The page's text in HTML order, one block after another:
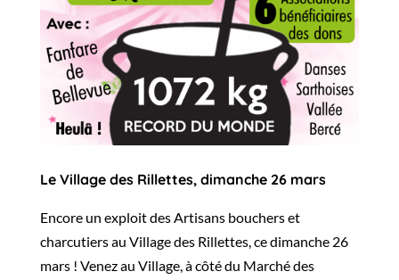
Le Village des Rillettes, dimanche 26 mars
Encore un exploit des Artisans bouchers et
charcutiers au Village des Rillettes, ce dimanche 26
mars ! Venez au Village, à côté du Marché des